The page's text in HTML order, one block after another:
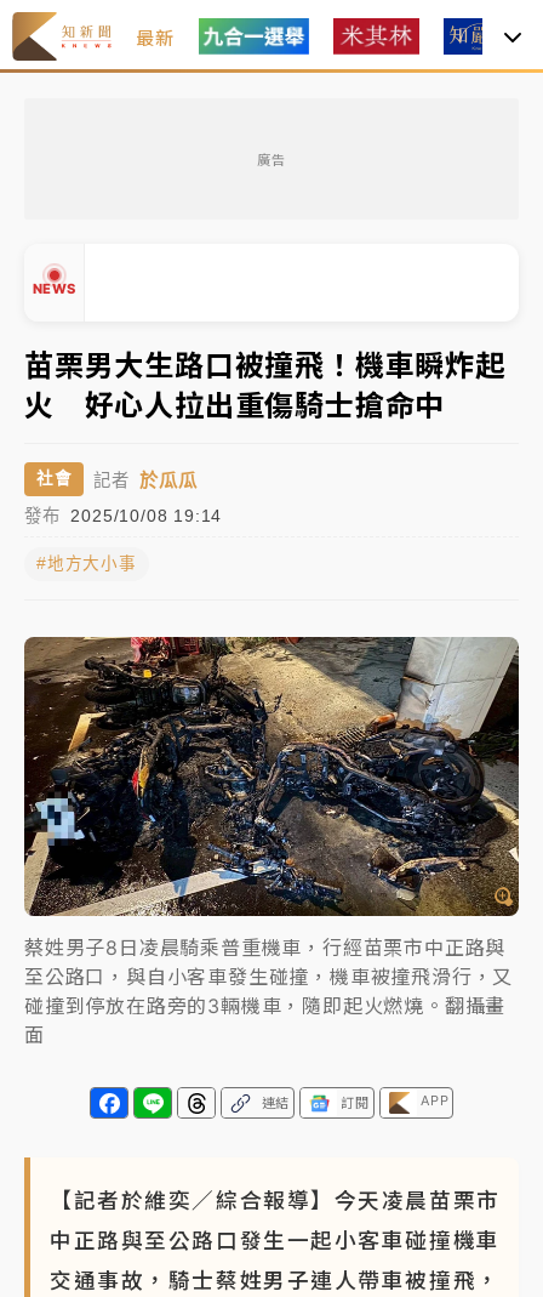
最新
廣告
NEWS
有片｜
中颱白海豚風雨來了！中部以北防豪雨 今晚、明天影
響最劇烈
4800＋拖吊費
油價持續凍漲！ 中油宣布下周一汽柴油價格維持不變
有片｜ 白海豚暴風圈逼近！新北淡水赫見龍捲風 榕樹
連根拔起
中颱白海豚風雨來了！中部以北防豪雨 今晚、明天影
響最劇烈
白海豚逼近！北市水門只出不進 未移置車輛最高罰
4800＋拖吊費
苗栗男大生路口被撞飛！機車瞬炸起
火 好心人拉出重傷騎士搶命中
社會 記者 於瓜瓜
發布 2025/10/08 19:14
#地方大小事
蔡姓男子8日凌晨騎乘普重機車，行經苗栗市中正路與
至公路口，與自小客車發生碰撞，機車被撞飛滑行，又
碰撞到停放在路旁的3輛機車，隨即起火燃燒。翻攝畫
面
連結 訂閱 APP
【記者於維奕／綜合報導】今天凌晨苗栗市
中正路與至公路口發生一起小客車碰撞機車
交通事故，騎士蔡姓男子連人帶車被撞飛，